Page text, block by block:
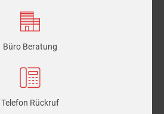
Büro Beratung
Telefon Rückruf